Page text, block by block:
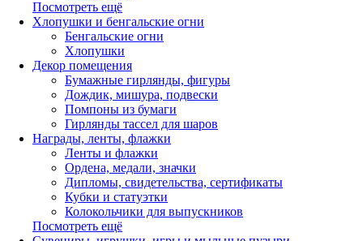
Посмотреть ещё
Хлопушки и бенгальские огни
Бенгальские огни
Хлопушки
Декор помещения
Бумажные гирлянды, фигуры
Дождик, мишура, подвески
Помпоны из бумаги
Гирлянды тассел для шаров
Награды, ленты, флажки
Ленты и флажки
Ордена, медали, значки
Дипломы, свидетельства, сертификаты
Кубки и статуэтки
Колокольчики для выпускников
Посмотреть ещё